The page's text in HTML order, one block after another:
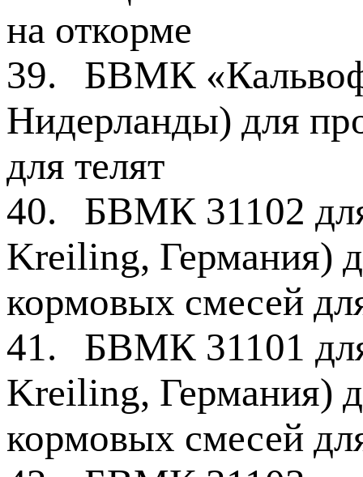
на откорме
39.
БВМК
Нидерланды) для
для телят
40.
БВМК 31102
Kreiling, Германия)
кормовых смесей
41.
БВМК 31101
Kreiling, Германия)
кормовых смесей